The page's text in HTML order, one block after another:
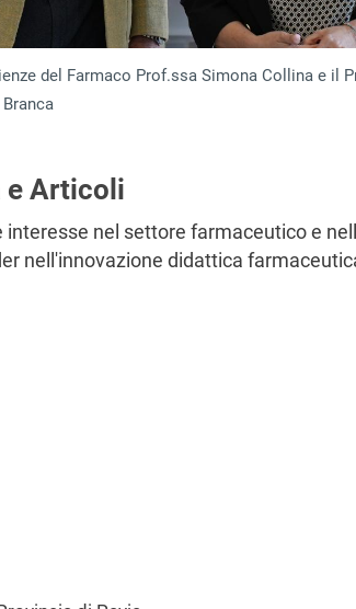
del Farmaco Prof.ssa Simona Collina e il
e Articoli
nel settore farmaceutico e
nell'innovazione didattica